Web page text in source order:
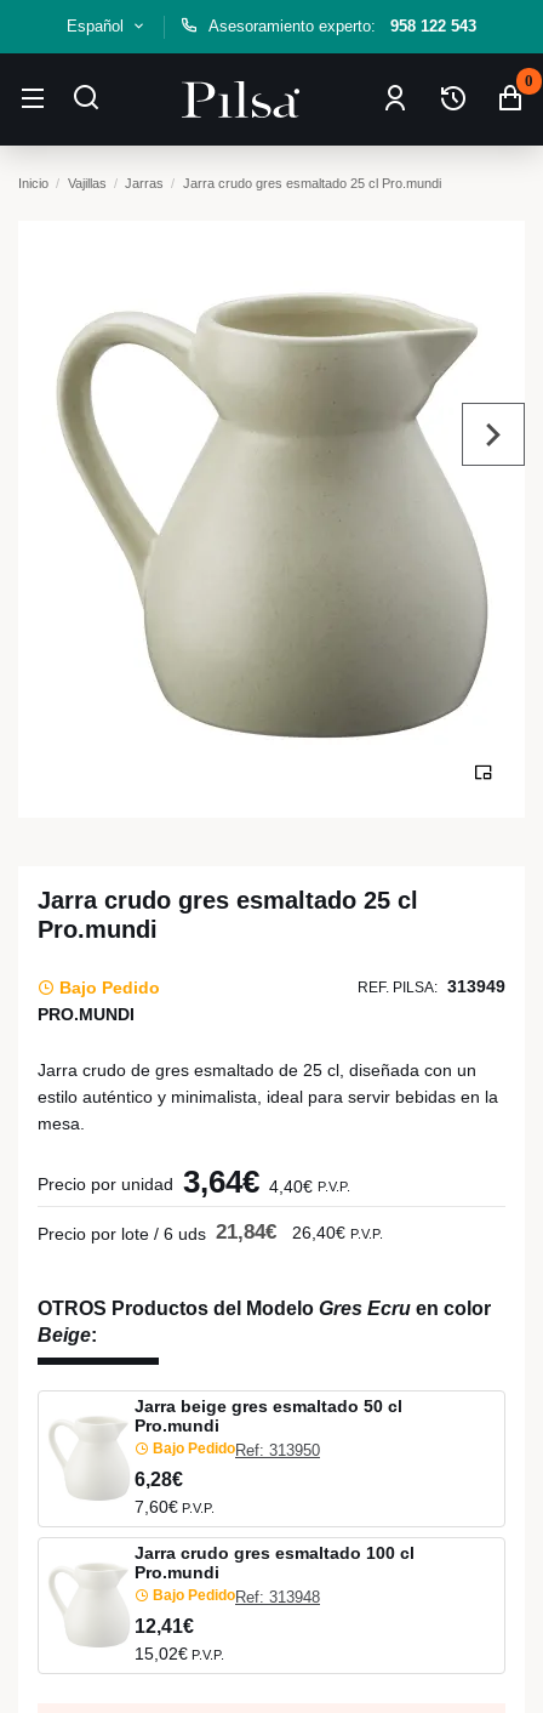
Español Asesoramiento experto: 958 122 543
0
Inicio Vajillas Jarras Jarra crudo gres esmaltado 25 cl Pro.mundi
Jarra crudo gres esmaltado 25 cl
Pro.mundi
Bajo Pedido REF. PILSA: 313949
PRO.MUNDI
Jarra crudo de gres esmaltado de 25 cl, diseñada con un
estilo auténtico y minimalista, ideal para servir bebidas en la
mesa.
Precio por unidad 3,64€ 4,40€ P.V.P.
Precio por lote / 6 uds 21,84€ 26,40€ P.V.P.
OTROS Productos del Modelo Gres Ecru en color
Beige:
Jarra beige gres esmaltado 50 cl
Pro.mundi
Bajo PedidoRef: 313950
6,28€
7,60€ P.V.P.
Jarra crudo gres esmaltado 100 cl
Pro.mundi
Bajo PedidoRef: 313948
12,41€
15,02€ P.V.P.